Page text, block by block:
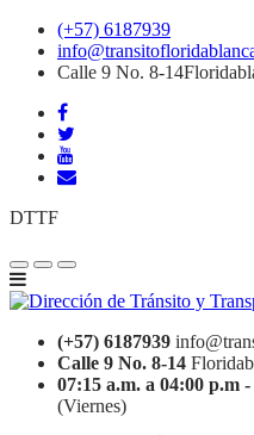
(+57) 6187939
Calle 9 No. 8-
DTTF
(+57) 6187939
Calle 9 No. 8-14
07:15 a.m. a 04:00 p.m
(Viernes)